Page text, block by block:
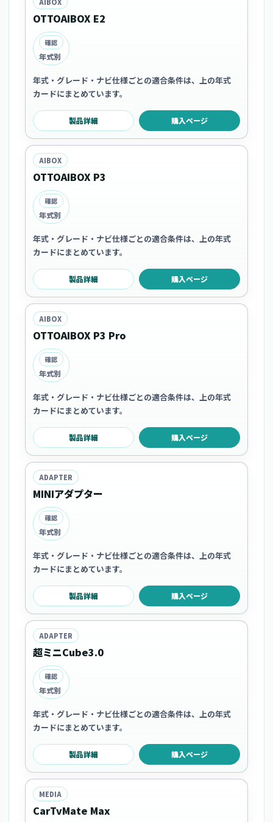
OTTOAIBOX E2
確認
年式別
年式・グレード・ナビ仕様ごとの適合条件は、上の年式
カードにまとめています。
製品詳細 購入ページ
AIBOX
OTTOAIBOX P3
確認
年式別
年式・グレード・ナビ仕様ごとの適合条件は、上の年式
カードにまとめています。
製品詳細 購入ページ
AIBOX
OTTOAIBOX P3 Pro
確認
年式別
年式・グレード・ナビ仕様ごとの適合条件は、上の年式
カードにまとめています。
製品詳細 購入ページ
ADAPTER
MINIアダプター
確認
年式別
年式・グレード・ナビ仕様ごとの適合条件は、上の年式
カードにまとめています。
製品詳細 購入ページ
ADAPTER
超ミニCube3.0
確認
年式別
年式・グレード・ナビ仕様ごとの適合条件は、上の年式
カードにまとめています。
製品詳細 購入ページ
MEDIA
CarTvMate Max